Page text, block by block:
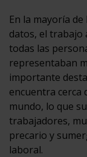
En la mayoría
datos, el trabajo
todas las
representaban
importante
encuentra cerca
mundo, lo que
trabajadores,
precario y
laboral.